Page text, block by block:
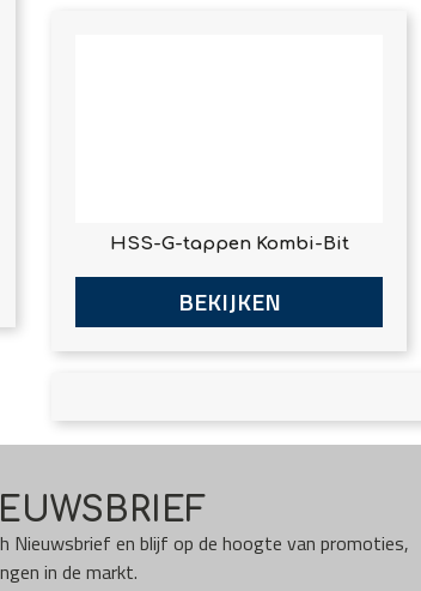
HSS-G-tappen Kombi-Bit
BEKIJKEN
Nieuwsbrief en blijf op de hoogte van promoties,
in de markt.